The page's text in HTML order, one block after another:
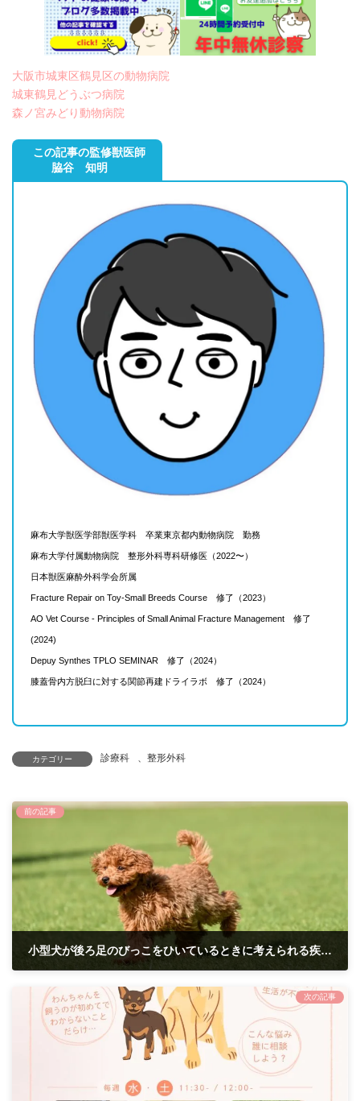
大阪市城東区鶴見区の動物病院
城東鶴見どうぶつ病院
森ノ宮みどり動物病院
この記事の監修獣医師
脇谷 知明
麻布大学獣医学部獣医学科 卒業東京都内動物病院 勤務
麻布大学付属動物病院 整形外科専科研修医（2022〜）
日本獣医麻酔外科学会所属
Fracture Repair on Toy-Small Breeds Course 修了（2023）
AO Vet Course - Principles of Small Animal Fracture Management 修了
(2024)
Depuy Synthes TPLO SEMINAR 修了（2024）
膝蓋骨内方脱臼に対する関節再建ドライラボ 修了（2024）
カテゴリー 診療科 、 整形外科
前の記事
小型犬が後ろ足のびっこをひいているときに考えられる疾患は？よくある骨や関節のトラブルとは
次の記事